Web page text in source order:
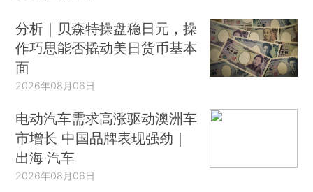
分析｜贝森特操盘稳日元，操
作巧思能否撬动美日货币基本
面
2026年08月06日
电动汽车需求高涨驱动澳洲车
市增长 中国品牌表现强劲｜
出海·汽车
2026年08月06日